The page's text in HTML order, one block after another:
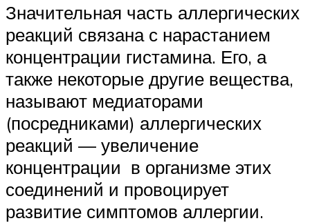
Значительная часть аллергических
реакций связана с нарастанием
концентрации гистамина. Его, а
также некоторые другие вещества,
называют медиаторами
(посредниками) аллергических
реакций — увеличение
концентрации в организме этих
соединений и провоцирует
развитие симптомов аллергии.